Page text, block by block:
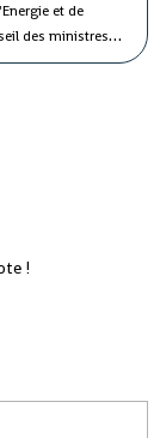
et de
des ministres
estimé à 226
!